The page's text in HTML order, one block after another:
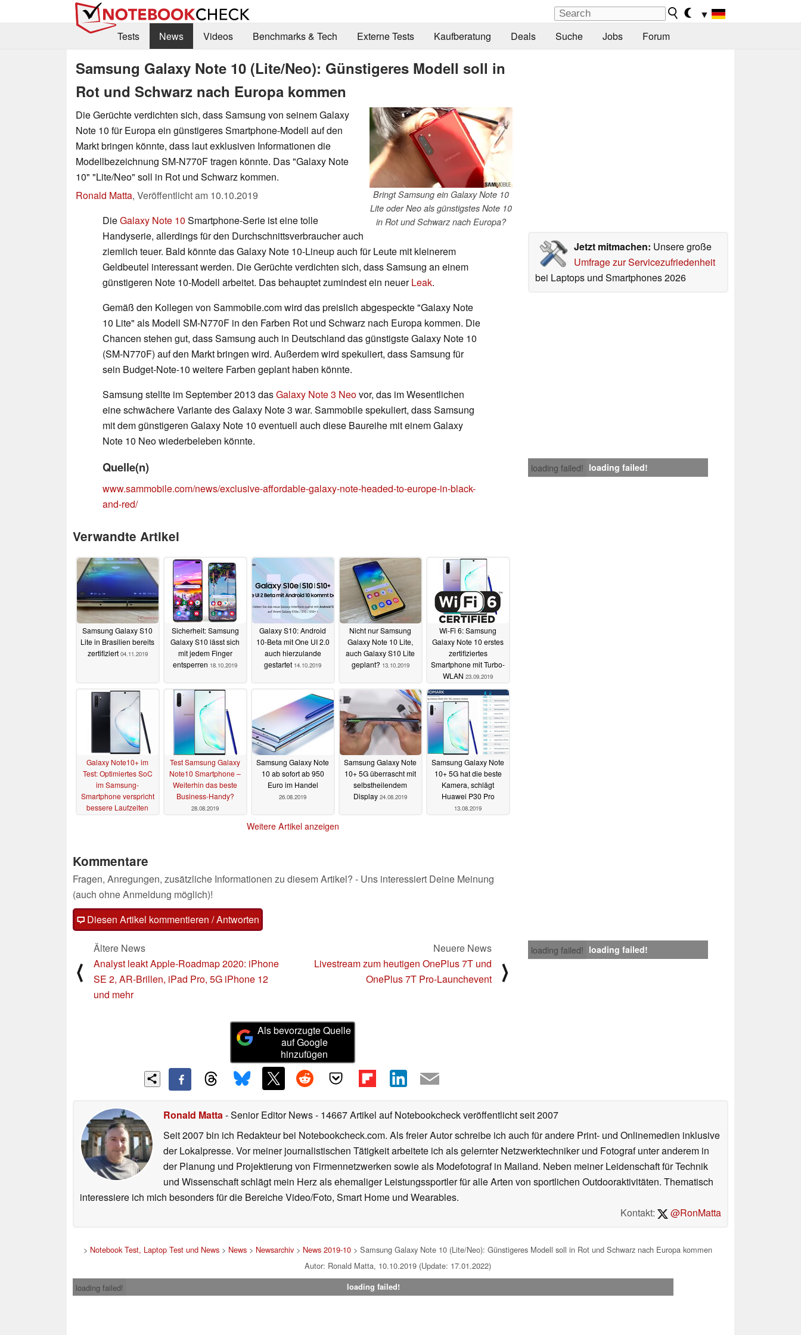
▼
Tests
News Videos Benchmarks & Tech Externe Tests Kaufberatung Deals Suche Jobs Forum
Samsung Galaxy Note 10 (Lite/Neo): Günstigeres Modell soll in
Rot und Schwarz nach Europa kommen
Bringt Samsung ein Galaxy Note 10
Lite oder Neo als günstigstes Note 10
in Rot und Schwarz nach Europa?
Die Gerüchte verdichten sich, dass Samsung von seinem Galaxy
Note 10 für Europa ein günstigeres Smartphone-Modell auf den
Markt bringen könnte, dass laut exklusiven Informationen die
Modellbezeichnung SM-N770F tragen könnte. Das "Galaxy Note
10" "Lite/Neo" soll in Rot und Schwarz kommen.
Ronald Matta, Veröffentlicht am 10.10.2019
Jetzt mitmachen: Unsere große
Umfrage zur Servicezufriedenheit
bei Laptops und Smartphones 2026
DieGalaxy Note 10 Smartphone-Serie ist eine tolle
Handyserie, allerdings für den Durchschnittsverbraucher auch
ziemlich teuer. Bald könnte das Galaxy Note 10-Lineup auch für Leute mit kleinerem
Geldbeutel interessant werden. Die Gerüchte verdichten sich, dass Samsung an einem
günstigeren Note 10-Modell arbeitet. Das behauptet zumindest ein neuerLeak.
Gemäß den Kollegen von Sammobile.com wird das preislich abgespeckte "Galaxy Note
10 Lite" als Modell SM-N770F in den Farben Rot und Schwarz nach Europa kommen. Die
Chancen stehen gut, dass Samsung auch in Deutschland das günstigste Galaxy Note 10
(SM-N770F) auf den Markt bringen wird. Außerdem wird spekuliert, dass Samsung für
sein Budget-Note-10 weitere Farben geplant haben könnte.
Samsung stellte im September 2013 dasGalaxy Note 3 Neovor, das im Wesentlichen
eine schwächere Variante des Galaxy Note 3 war. Sammobile spekuliert, dass Samsung
mit dem günstigeren Galaxy Note 10 eventuell auch diese Baureihe mit einem Galaxy
Note 10 Neo wiederbeleben könnte.
loading failed! loading failed!
Quelle(n)
www.sammobile.com/news/exclusive-affordable-galaxy-note-headed-to-europe-in-black-
and-red/
Verwandte Artikel
Samsung Galaxy S10
Lite in Brasilien bereits
zertifiziert 04.11.2019
Sicherheit: Samsung
Galaxy S10 lässt sich
mit jedem Finger
entsperren 18.10.2019
Galaxy S10: Android
10-Beta mit One UI 2.0
auch hierzulande
gestartet 14.10.2019
Nicht nur Samsung
Galaxy Note 10 Lite,
auch Galaxy S10 Lite
geplant? 13.10.2019
Wi-Fi 6: Samsung
Galaxy Note 10 erstes
zertifiziertes
Smartphone mit Turbo-
WLAN 23.09.2019
Galaxy Note10+ im
Test: Optimiertes SoC
im Samsung-
Smartphone verspricht
bessere Laufzeiten
Test Samsung Galaxy
Note10 Smartphone –
Weiterhin das beste
Business-Handy?
28.08.2019
Samsung Galaxy Note
10 ab sofort ab 950
Euro im Handel
26.08.2019
Samsung Galaxy Note
10+ 5G überrascht mit
selbstheilendem
Display 24.08.2019
Samsung Galaxy Note
10+ 5G hat die beste
Kamera, schlägt
Huawei P30 Pro
13.08.2019
Weitere Artikel anzeigen
Kommentare
Fragen, Anregungen, zusätzliche Informationen zu diesem Artikel? - Uns interessiert Deine Meinung
(auch ohne Anmeldung möglich)!
Diesen Artikel kommentieren / Antworten
loading failed! loading failed!
⟨
Ältere News
Analyst leakt Apple-Roadmap 2020: iPhone
SE 2, AR-Brillen, iPad Pro, 5G iPhone 12
und mehr
Neuere News
Livestream zum heutigen OnePlus 7T und
OnePlus 7T Pro-Launchevent
⟩
Als bevorzugte Quelle
auf Google
hinzufügen
Ronald Matta- Senior Editor News- 14667 Artikel auf Notebookcheck veröffentlichtseit 2007
Seit 2007 bin ich Redakteur bei Notebookcheck.com. Als freier Autor schreibe ich auch für andere Print- und Onlinemedien inklusive
der Lokalpresse. Vor meiner journalistischen Tätigkeit arbeitete ich als gelernter Netzwerktechniker und Fotograf unter anderem in
der Planung und Projektierung von Firmennetzwerken sowie als Modefotograf in Mailand. Neben meiner Leidenschaft für Technik
und Wissenschaft schlägt mein Herz als ehemaliger Leistungssportler für alle Arten von sportlichen Outdooraktivitäten. Thematisch
interessiere ich mich besonders für die Bereiche Video/Foto, Smart Home und Wearables.
Kontakt:
@RonMatta
> Notebook Test, Laptop Test und News> News> Newsarchiv> News 2019-10> Samsung Galaxy Note 10 (Lite/Neo): Günstigeres Modell soll in Rot und Schwarz nach Europa kommen
Autor: Ronald Matta, 10.10.2019 (Update: 17.01.2022)
loading failed!
loading failed!